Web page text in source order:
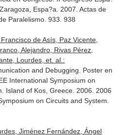
Espa?a. 2007. Actas de
Paralelismo. 933. 938
de Asís, Paz Vicente,
Alejandro, Rivas Pérez,
Lourdes, et. al.:
and Debugging. Poster en
International Symposium on
Island of Kos, Greece. 2006. 2006
on Circuits and System.
Jiménez Fernández, Ángel